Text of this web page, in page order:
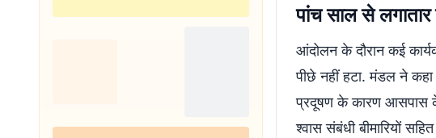
पांच साल से लगातार
आंदोलन के दौरान कई
पीछे नहीं हटा. मंडल ने
प्रदूषण के कारण आसपास के
श्वास संबंधी बीमारियों